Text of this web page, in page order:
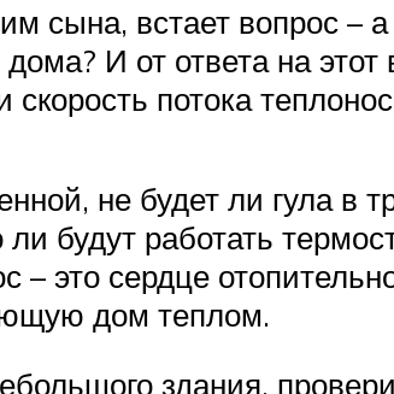
сына, встает вопрос – а
И от ответа на этот
потока
не будет ли гула в
будут работать
– это сердце
дом теплом.
здания,